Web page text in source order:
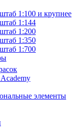
1:100 и крупнее
1:144
1:200
1:350
1:700
элементы